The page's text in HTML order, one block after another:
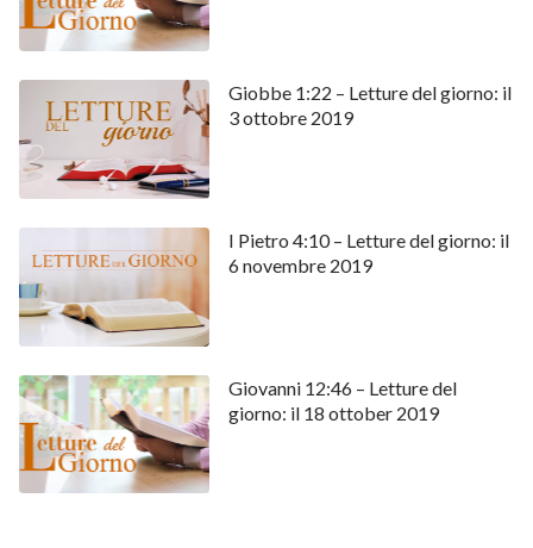
Giobbe 1:22 – Letture del giorno: il
3 ottobre 2019
I Pietro 4:10 – Letture del giorno: il
6 novembre 2019
Giovanni 12:46 – Letture del
giorno: il 18 ottober 2019